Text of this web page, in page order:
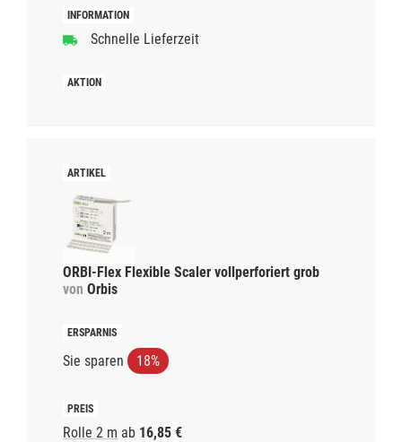
Schnelle Lieferzeit
ORBI-Flex Flexible Scaler vollperforiert grob
von Orbis
Sie sparen 18%
Rolle 2 m ab 16,85 €